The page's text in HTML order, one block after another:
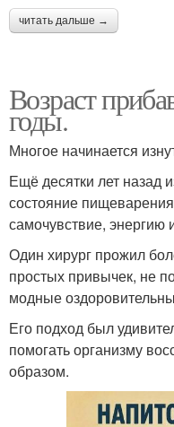
читать дальше →
Возраст
годы.
Многое начинается
Ещё десятки лет назад
состояние
самочувствие, энергию
Один хирург прожил
простых привычек, не
модные
Его подход был
помогать организму
образом.